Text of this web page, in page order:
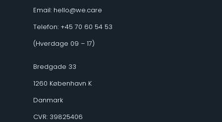
Email: hello@we.care
Telefon: +45 70 60 54 53
(Hverdage 09 – 17)
Bredgade 33
1260 København K
Danmark
CVR: 39825406